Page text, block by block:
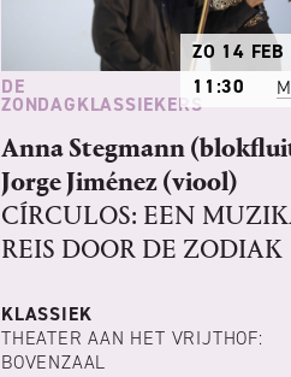
DE
ZONDAGKLASSIEKERS
ZO 14
11:30
Anna Stegmann
Jorge Jiménez (viool)
CÍRCULOS: EEN
REIS DOOR DE ZODIAK
KLASSIEK
THEATER AAN HET VRIJTHOF:
BOVENZAAL